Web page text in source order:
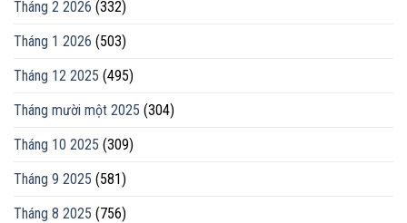
Tháng 2 2026 (332)
Tháng 1 2026 (503)
Tháng 12 2025 (495)
Tháng mười một 2025 (304)
Tháng 10 2025 (309)
Tháng 9 2025 (581)
Tháng 8 2025 (756)